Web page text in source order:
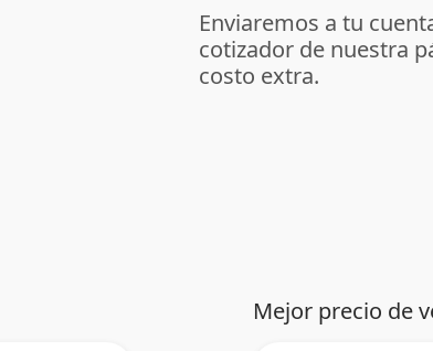
Enviaremos a tu
cotizador de nuestra
costo extra.
Mejor precio de